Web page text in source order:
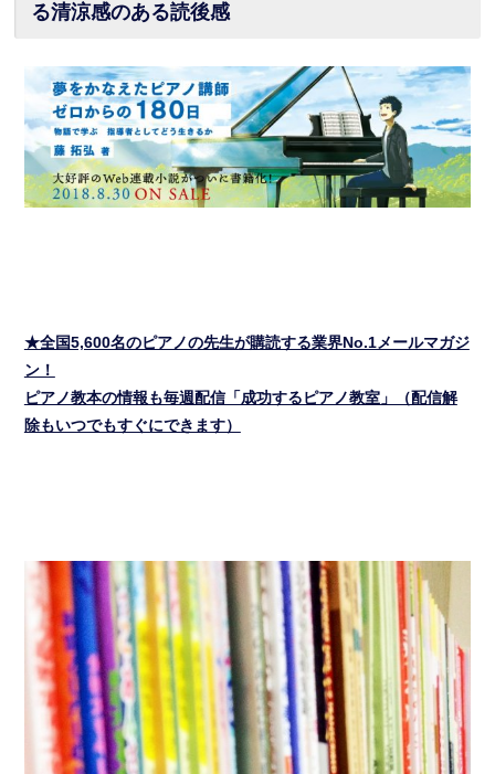
る清涼感のある読後感
★全国5,600名のピアノの先生が購読する業界No.1メールマガジ
ン！
ピアノ教本の情報も毎週配信「成功するピアノ教室」（配信解
除もいつでもすぐにできます）